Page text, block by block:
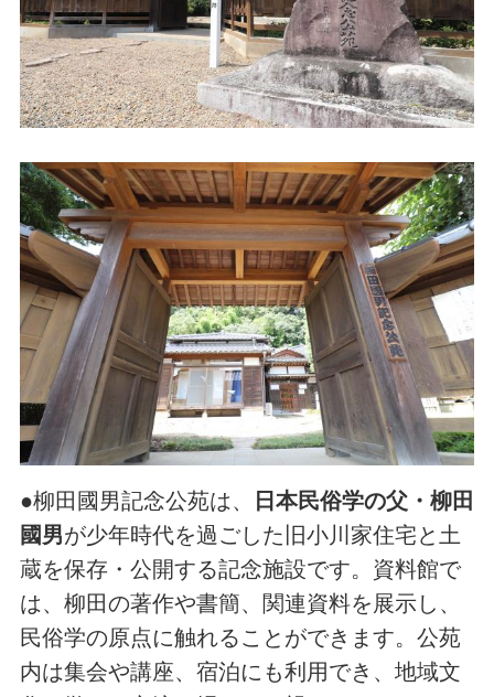
●柳田國男記念公苑は、
日本民俗学の父・柳田
國男が少年時代を過ごした旧小川家住宅と土
蔵を保存・公開する記念施設です。資料館で
は、柳田の著作や書簡、関連資料を展示し、
民俗学の原点に触れることができます。公苑
内は集会や講座、宿泊にも利用でき、地域文